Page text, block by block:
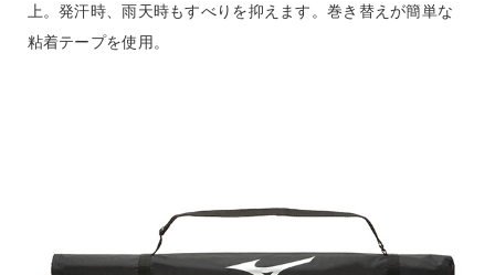
バランス
0135）トップバランス（ロングヒッター向き）
バットのバランスを先端におき、ボールに負けないヘッドの
上。発汗時、雨天時もすべりを抑えます。巻き替えが簡単な
粘着テープを使用。